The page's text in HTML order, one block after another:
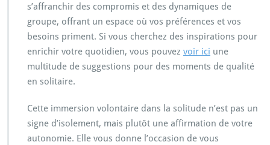
s’affranchir des compromis et des dynamiques de
groupe, offrant un espace où vos préférences et vos
besoins priment. Si vous cherchez des inspirations pour
enrichir votre quotidien, vous pouvez voir ici une
multitude de suggestions pour des moments de qualité
en solitaire.
Cette immersion volontaire dans la solitude n’est pas un
signe d’isolement, mais plutôt une affirmation de votre
autonomie. Elle vous donne l’occasion de vous